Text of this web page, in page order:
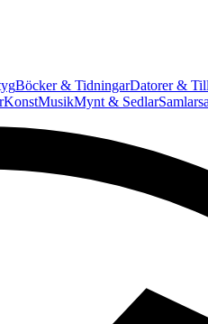
Böcker & TidningarDatorer &
KonstMusikMynt & Sedlar